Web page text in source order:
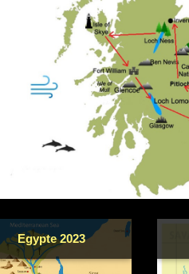
Egypte 2023